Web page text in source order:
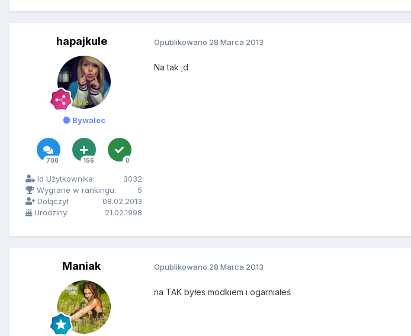
hapajkule
Bywalec
708 156 0
Id Użytkownika:
3032
Wygrane w rankingu:
5
Dołączył:
08.02.2013
Urodziny:
21.02.1998
Opublikowano 28 Marca 2013
Na tak ;d
Maniak Opublikowano 28 Marca 2013
na TAK byłes modkiem i ogarniałeś